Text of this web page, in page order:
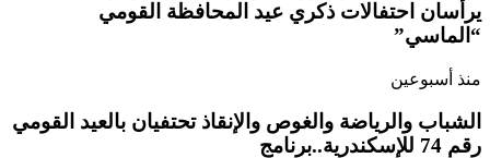
يرأسان احتفالات ذكري عيد المحافظة القومي
“الماسي”
منذ أسبوعين
الشباب والرياضة والغوص والإنقاذ تحتفيان بالعيد القومي
رقم 74 للإسكندرية..برنامج